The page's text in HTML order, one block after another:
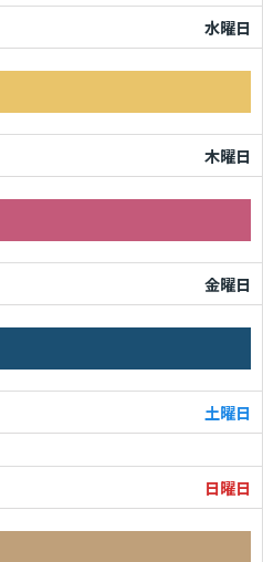
水曜日
木曜日
金曜日
土曜日
日曜日